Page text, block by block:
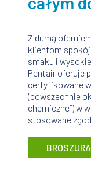
Z dumą
klientom spokój
smaku i
Pentair oferuje
certyfikowane
(powszechnie
chemiczne”) w
stosowane